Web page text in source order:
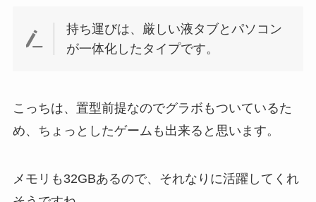
持ち運びは、厳しい液タブとパソコン
が一体化したタイプです。
こっちは、置型前提なのでグラボもついているた
め、ちょっとしたゲームも出来ると思います。
メモリも32GBあるので、それなりに活躍してくれ